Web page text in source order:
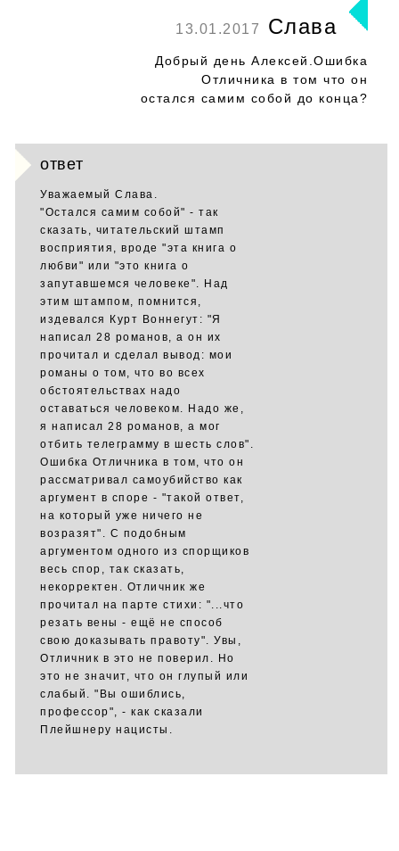
13.01.2017 Слава
Добрый день Алексей.Ошибка
Отличника в том что он
остался самим собой до конца?
ответ
Уважаемый Слава.
"Остался самим собой" - так
сказать, читательский штамп
восприятия, вроде "эта книга о
любви" или "это книга о
запутавшемся человеке". Над
этим штампом, помнится,
издевался Курт Воннегут: "Я
написал 28 романов, а он их
прочитал и сделал вывод: мои
романы о том, что во всех
обстоятельствах надо
оставаться человеком. Надо же,
я написал 28 романов, а мог
отбить телеграмму в шесть слов".
Ошибка Отличника в том, что он
рассматривал самоубийство как
аргумент в споре - "такой ответ,
на который уже ничего не
возразят". С подобным
аргументом одного из спорщиков
весь спор, так сказать,
некорректен. Отличник же
прочитал на парте стихи: "...что
резать вены - ещё не способ
свою доказывать правоту". Увы,
Отличник в это не поверил. Но
это не значит, что он глупый или
слабый. "Вы ошиблись,
профессор", - как сказали
Плейшнеру нацисты.